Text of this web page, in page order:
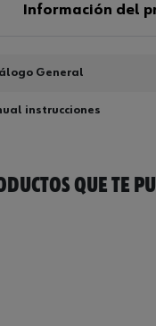
Información del
General
instrucciones
QUE TE